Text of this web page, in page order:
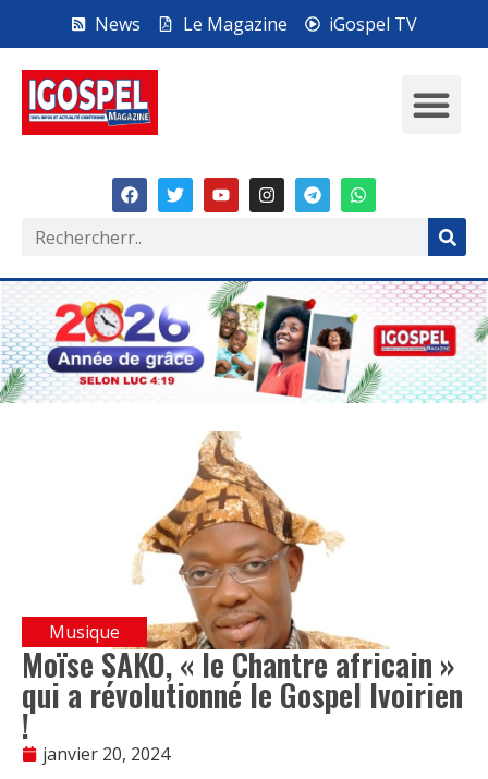
News Le Magazine iGospel TV
Musique
Moïse SAKO, « le Chantre africain »
qui a révolutionné le Gospel Ivoirien
!
janvier 20, 2024